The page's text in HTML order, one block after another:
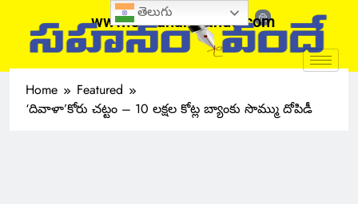
www.sahanamvande.com
Home
Featured
‘దివాళా’కోరు చట్టం – 10 లక్షల కోట్ల బ్యాంకు సొమ్ము దోపిడీ
తెలుగు